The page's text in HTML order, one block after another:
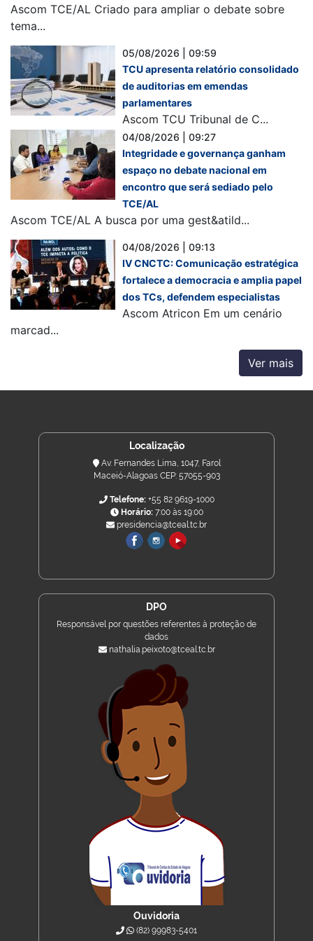
Ascom TCE/AL Criado para ampliar o debate sobre
tema...
05/08/2026 | 09:59
TCU apresenta relatório consolidado
de auditorias em emendas
parlamentares
Ascom TCU Tribunal de C...
04/08/2026 | 09:27
Integridade e governança ganham
espaço no debate nacional em
encontro que será sediado pelo
TCE/AL
Ascom TCE/AL A busca por uma gest&atild...
04/08/2026 | 09:13
IV CNCTC: Comunicação estratégica
fortalece a democracia e amplia papel
dos TCs, defendem especialistas
Ascom Atricon Em um cenário
marcad...
Ver mais
Localização
Av. Fernandes Lima, 1047, Farol
Maceió-Alagoas CEP: 57055-903
Telefone:+55 82 9619-1000
Horário:7:00 às 19:00
presidencia@tceal.tc.br
DPO
Responsável por questões referentes à proteção de
dados
nathalia.peixoto@tceal.tc.br
Ouvidoria
(82) 99983-5401